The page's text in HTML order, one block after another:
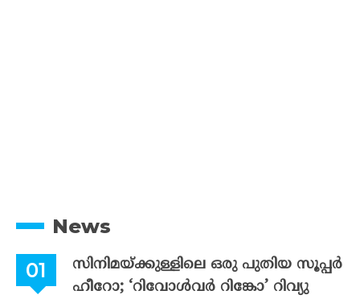
News
സിനിമയ്ക്കുള്ളിലെ ഒരു പുതിയ സൂപ്പർ
ഹീറോ; ‘റിവോൾവർ റിങ്കോ’ റിവ്യു